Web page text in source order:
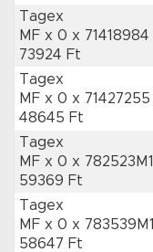
Tagex
MF x 0 x 71418984
73924 Ft
Tagex
MF x 0 x 71427255
48645 Ft
Tagex
MF x 0 x 782523M1
59369 Ft
Tagex
MF x 0 x 783539M1
58647 Ft